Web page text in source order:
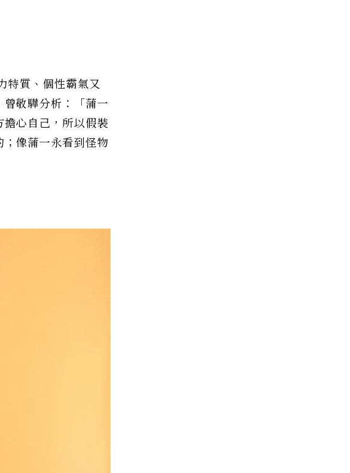
特質、個性霸氣又
敬驊分析：「蒲一
心自己，所以假裝
像蒲一永看到怪物